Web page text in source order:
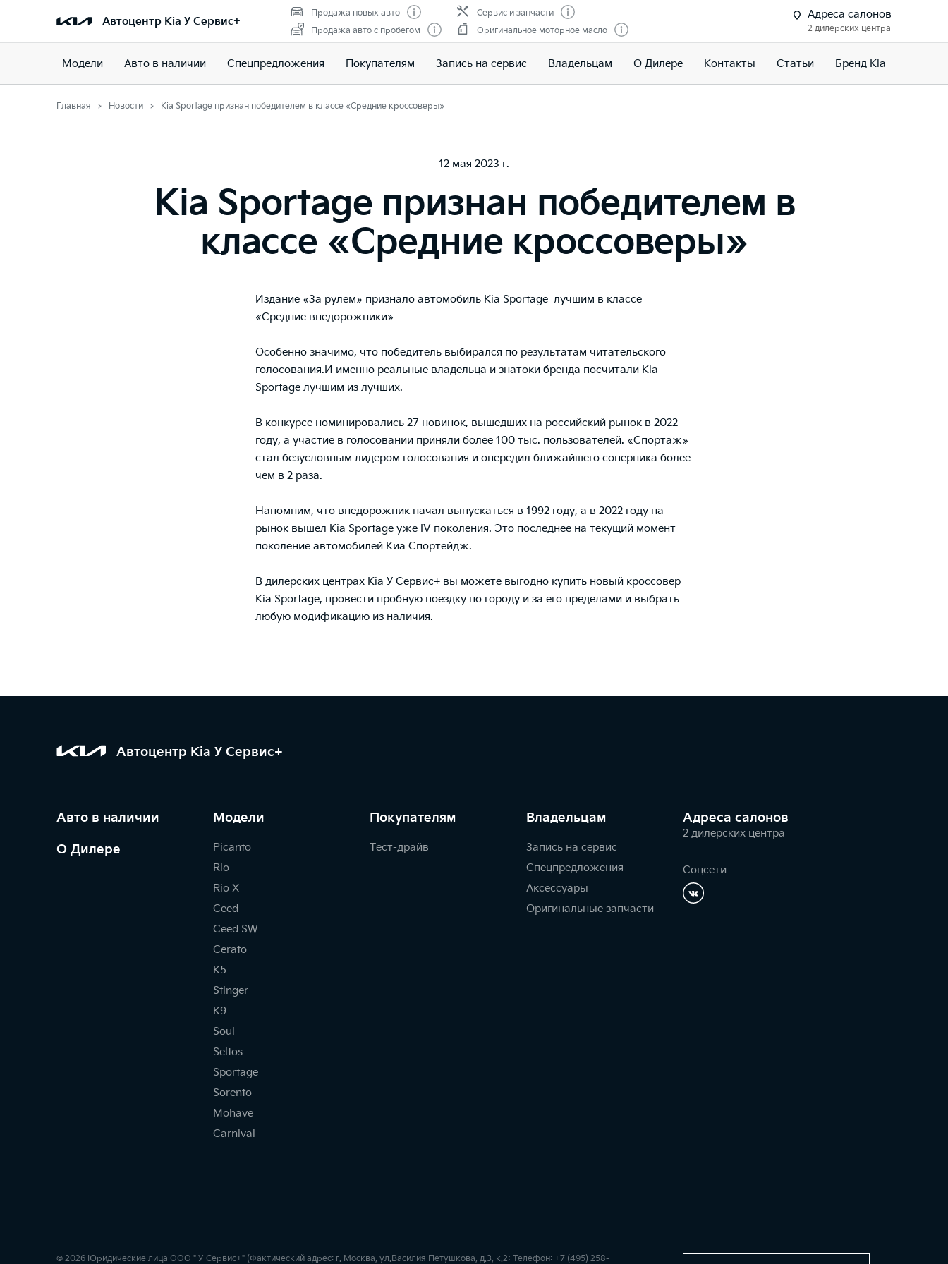
Автоцентр Kia У Сервис+
Продажа новых авто
Продажа авто с пробегом
Сервис и запчасти
Оригинальное моторное масло
Адреса салонов
2 дилерских центра
Модели Авто в наличии Спецпредложения Покупателям Запись на сервис Владельцам О Дилере Контакты Статьи Бренд Kia
Главная Новости Kia Sportage признан победителем в классе «Средние кроссоверы»
12 мая 2023 г.
Kia Sportage признан победителем в
классе «Средние кроссоверы»
Издание «За рулем» признало автомобиль Kia Sportage лучшим в классе
«Средние внедорожники»
Особенно значимо, что победитель выбирался по результатам читательского
голосования.И именно реальные владельца и знатоки бренда посчитали Kia
Sportage лучшим из лучших.
В конкурсе номинировались 27 новинок, вышедших на российский рынок в 2022
году, а участие в голосовании приняли более 100 тыс. пользователей. «Спортаж»
стал безусловным лидером голосования и опередил ближайшего соперника более
чем в 2 раза.
Напомним, что внедорожник начал выпускаться в 1992 году, а в 2022 году на
рынок вышел Kia Sportage уже IV поколения. Это последнее на текущий момент
поколение автомобилей Киа Спортейдж.
В дилерских центрах Kia У Сервис+ вы можете выгодно купить новый кроссовер
Kia Sportage, провести пробную поездку по городу и за его пределами и выбрать
любую модификацию из наличия.
Автоцентр Kia У Сервис+
Авто в наличии
О Дилере
Модели
Picanto
Rio
Rio X
Ceed
Ceed SW
Cerato
K5
Stinger
K9
Soul
Seltos
Sportage
Sorento
Mohave
Carnival
Покупателям
Тест-драйв
Владельцам
Запись на сервис
Спецпредложения
Аксессуары
Оригинальные запчасти
Адреса салонов
2 дилерских центра
Соцсети
© 2026 Юридические лица ООО " У Сервис+" (Фактический адрес: г. Москва, ул.Василия Петушкова, д.3, к.2; Телефон: +7 (495) 258-